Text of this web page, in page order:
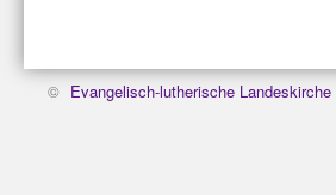
© Evangelisch-lutherische Landeskirche